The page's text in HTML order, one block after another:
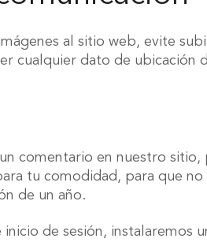
al sitio web, evite
cualquier dato de ubicación
un comentario en nuestro
tu comodidad, para que
de un año.
inicio de sesión,